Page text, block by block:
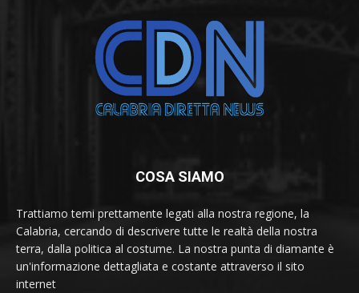
COSA SIAMO
Trattiamo temi prettamente legati alla nostra regione, la
Calabria, cercando di descrivere tutte le realtà della nostra
terra, dalla politica al costume. La nostra punta di diamante è
un'informazione dettagliata e costante attraverso il sito
internet